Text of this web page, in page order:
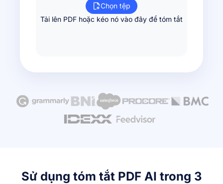
Chọn tệp
Tải lên PDF hoặc kéo nó vào đây để tóm tắt
Sử dụng tóm tắt PDF AI trong 3